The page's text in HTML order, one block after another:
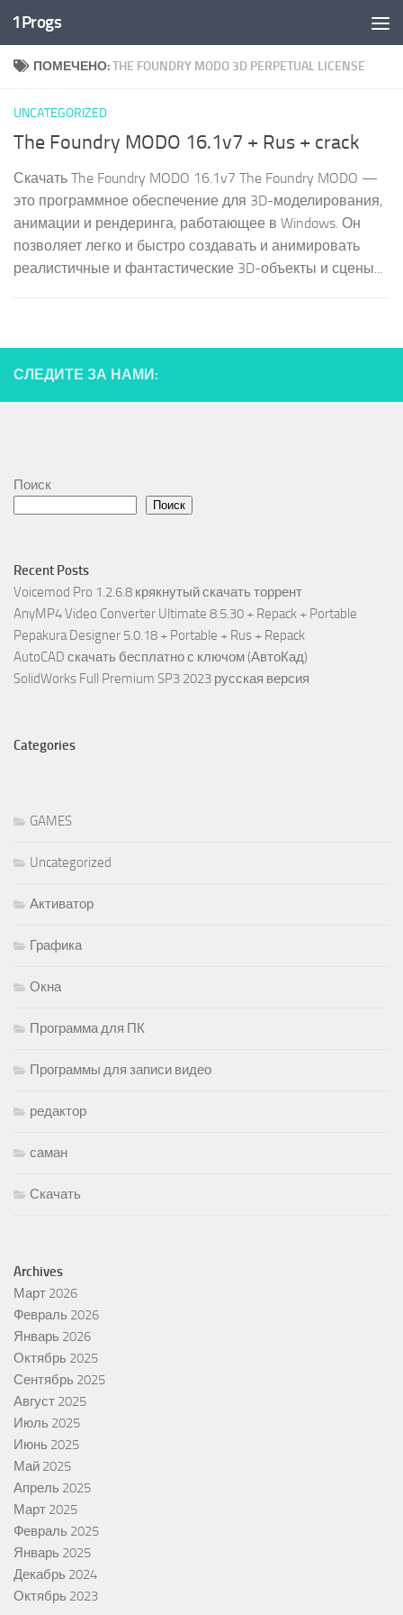
Перейти к содержимому
1Progs
ПОМЕЧЕНО:THE FOUNDRY MODO 3D PERPETUAL LICENSE
UNCATEGORIZED
The Foundry MODO 16.1v7 + Rus + crack
Скачать The Foundry MODO 16.1v7 The Foundry MODO —
это программное обеспечение для 3D-моделирования,
анимации и рендеринга, работающее в Windows. Он
позволяет легко и быстро создавать и анимировать
реалистичные и фантастические 3D-объекты и сцены...
СЛЕДИТЕ ЗА НАМИ:
Поиск
Поиск
Recent Posts
Voicemod Pro 1.2.6.8 крякнутый скачать торрент
AnyMP4 Video Converter Ultimate 8.5.30 + Repack + Portable
Pepakura Designer 5.0.18 + Portable + Rus + Repack
AutoCAD скачать бесплатно с ключом (АвтоКад)
SolidWorks Full Premium SP3 2023 русская версия
Categories
GAMES
Uncategorized
Активатор
Графика
Окна
Программа для ПК
Программы для записи видео
редактор
саман
Скачать
Archives
Март 2026
Февраль 2026
Январь 2026
Октябрь 2025
Сентябрь 2025
Август 2025
Июль 2025
Июнь 2025
Май 2025
Апрель 2025
Март 2025
Февраль 2025
Январь 2025
Декабрь 2024
Октябрь 2023